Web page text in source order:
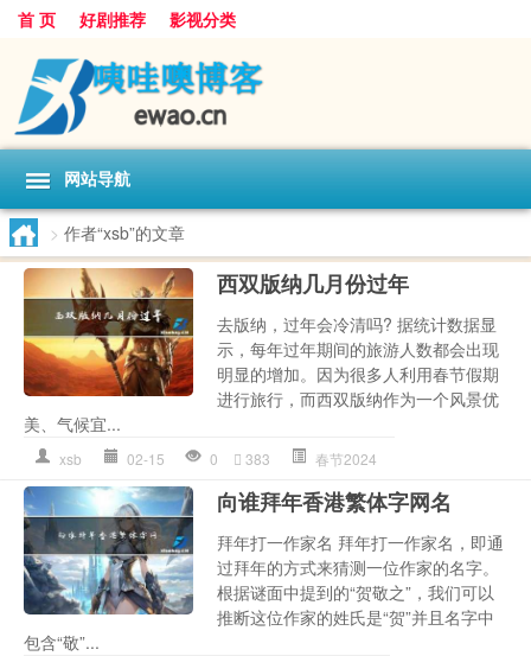
首 页 好剧推荐 影视分类
网站导航
> 作者“xsb”的文章
西双版纳几月份过年
去版纳，过年会冷清吗? 据统计数据显
示，每年过年期间的旅游人数都会出现
明显的增加。因为很多人利用春节假期
进行旅行，而西双版纳作为一个风景优
美、气候宜...
xsb 02-15 0 383 春节2024
向谁拜年香港繁体字网名
拜年打一作家名 拜年打一作家名，即通
过拜年的方式来猜测一位作家的名字。
根据谜面中提到的“贺敬之”，我们可以
推断这位作家的姓氏是“贺”并且名字中
包含“敬”...